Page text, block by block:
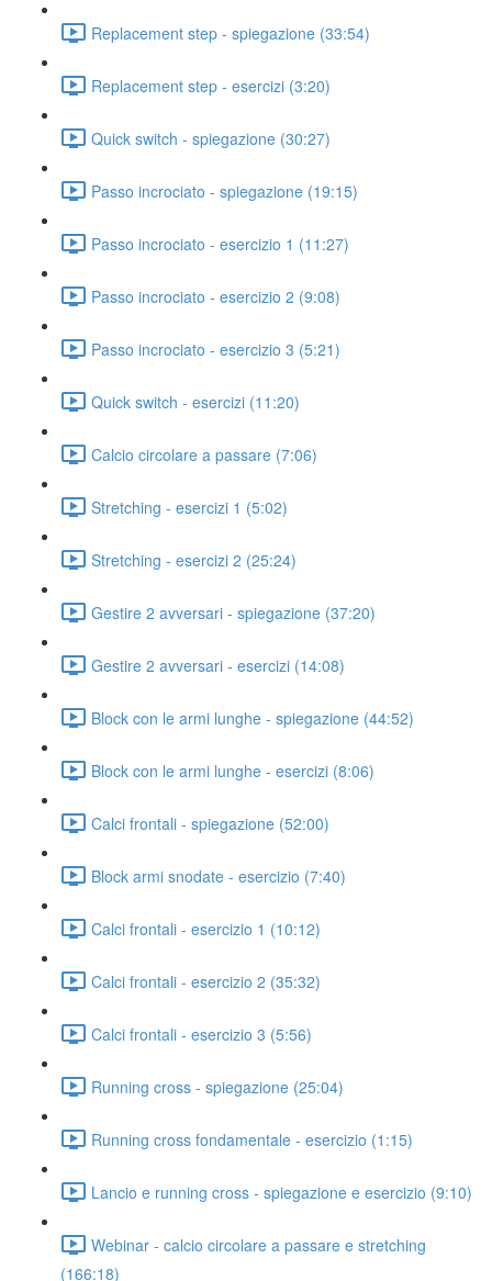
Replacement step - spiegazione (33:54)
Replacement step - esercizi (3:20)
Quick switch - spiegazione (30:27)
Passo incrociato - spiegazione (19:15)
Passo incrociato - esercizio 1 (11:27)
Passo incrociato - esercizio 2 (9:08)
Passo incrociato - esercizio 3 (5:21)
Quick switch - esercizi (11:20)
Calcio circolare a passare (7:06)
Stretching - esercizi 1 (5:02)
Stretching - esercizi 2 (25:24)
Gestire 2 avversari - spiegazione (37:20)
Gestire 2 avversari - esercizi (14:08)
Block con le armi lunghe - spiegazione (44:52)
Block con le armi lunghe - esercizi (8:06)
Calci frontali - spiegazione (52:00)
Block armi snodate - esercizio (7:40)
Calci frontali - esercizio 1 (10:12)
Calci frontali - esercizio 2 (35:32)
Calci frontali - esercizio 3 (5:56)
Running cross - spiegazione (25:04)
Running cross fondamentale - esercizio (1:15)
Lancio e running cross - spiegazione e esercizio (9:10)
Webinar - calcio circolare a passare e stretching
(166:18)